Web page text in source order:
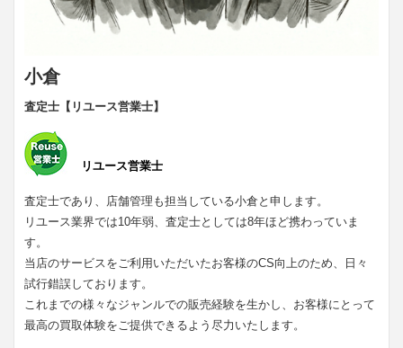
小倉
査定士【リユース営業士】
リユース営業士
査定士であり、店舗管理も担当している小倉と申します。
リユース業界では10年弱、査定士としては8年ほど携わっていま
す。
当店のサービスをご利用いただいたお客様のCS向上のため、日々
試行錯誤しております。
これまでの様々なジャンルでの販売経験を生かし、お客様にとって
最高の買取体験をご提供できるよう尽力いたします。